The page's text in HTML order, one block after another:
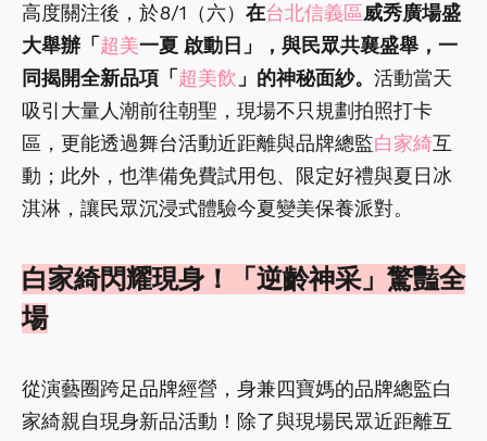
高度關注後，於8/1（六） 在台北信義區威秀廣場盛
大舉辦「 超美一夏 啟動日」，與民眾共襄盛舉，一
同揭開全新品項「 超美飲 」的神秘面紗。 活動當天
吸引大量人潮前往朝聖，現場不只規劃拍照打卡
區，更能透過舞台活動近距離與品牌總監白家綺互
動；此外，也準備免費試用包、限定好禮與夏日冰
淇淋，讓民眾沉浸式體驗今夏變美保養派對。
白家綺閃耀現身！「逆齡神采」驚豔全
場
從演藝圈跨足品牌經營，身兼四寶媽的品牌總監白
家綺親自現身新品活動！除了與現場民眾近距離互